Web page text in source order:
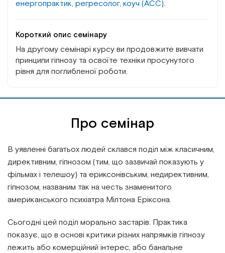
енергопрактик, регресолог, коуч (АСС).
Короткий опис семінару
На другому семінарі курсу ви продовжите вивчати
принципи гіпнозу та освоїте техніки просунутого
рівня для поглибленої роботи.
Про семінар
В уявленні багатьох людей склався поділ між класичним,
директивним, гіпнозом (тим, що зазвичай показують у
фільмах і телешоу) та ериксонівським, недирективним,
гіпнозом, названим так на честь знаменитого
американського психіатра Мілтона Еріксона.
Сьогодні цей поділ морально застарів. Практика
показує, що в основі критики різних напрямків гіпнозу
лежить або комерційний інтерес, або банальне